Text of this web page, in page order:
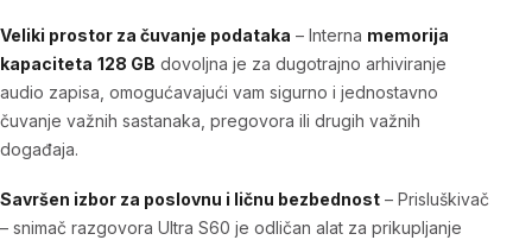
Veliki prostor za čuvanje podataka – Interna memorija
kapaciteta 128 GB dovoljna je za dugotrajno arhiviranje
audio zapisa, omogućavajući vam sigurno i jednostavno
čuvanje važnih sastanaka, pregovora ili drugih važnih
događaja.
Savršen izbor za poslovnu i ličnu bezbednost – Prisluškivač
– snimač razgovora Ultra S60 je odličan alat za prikupljanje